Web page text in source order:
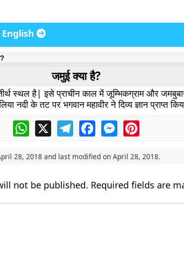
English
जमुई क्या है?
स्थल है| इसे प्राचीन काल में जूम्भिकग्राम और
नदी के तट पर भगवान महावीर ने दिव्य ज्ञान प्राप्त
WhatsApp
X TelegramFacebookMessengerPinterest
28, 2018 and last modified on April 28, 2018.
not be published. Required fields are